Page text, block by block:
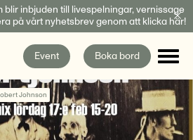
blir inbjuden till livespelningar, vernissage
på vårt nyhetsbrev genom att klicka här!
Event Boka bord
Johnson